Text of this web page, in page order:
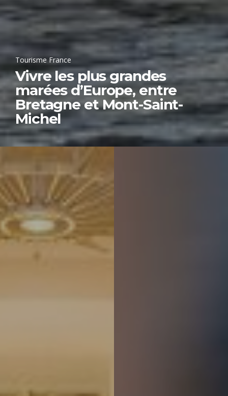
Tourisme France
Vivre les plus grandes
marées d’Europe, entre
Bretagne et Mont-Saint-
Michel